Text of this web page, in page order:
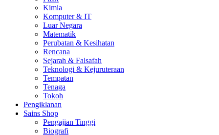
Kimia
Komputer & IT
Luar Negara
Matematik
Perubatan & Kesihatan
Rencana
Sejarah & Falsafah
Teknologi & Kejuruteraan
Tempatan
Tenaga
Tokoh
Pengiklanan
Sains Shop
Pengajian Tinggi
Biografi